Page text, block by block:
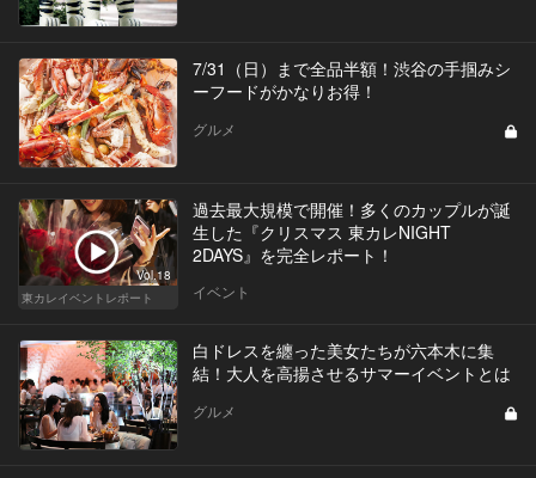
7/31（日）まで全品半額！渋谷の手掴みシ
ーフードがかなりお得！
グルメ
Vol.18
東カレイベントレポート
過去最大規模で開催！多くのカップルが誕
生した『クリスマス 東カレNIGHT
2DAYS』を完全レポート！
イベント
白ドレスを纏った美女たちが六本木に集
結！大人を高揚させるサマーイベントとは
グルメ